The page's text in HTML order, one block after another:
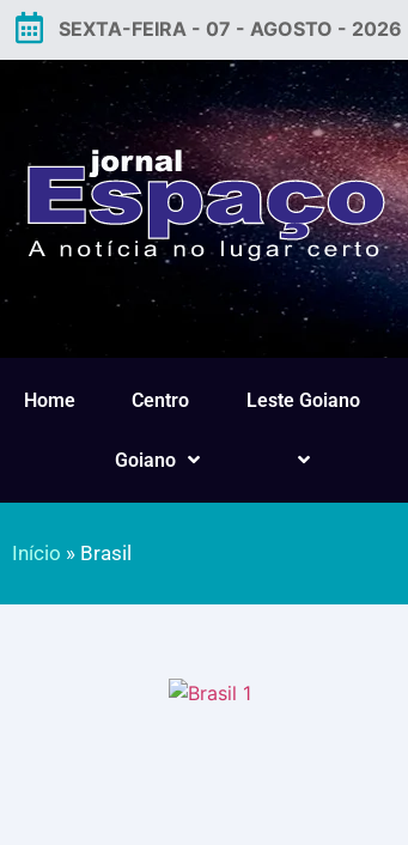
SEXTA-FEIRA - 07 - AGOSTO - 2026
Home Centro
Goiano
Leste Goiano
Início » Brasil